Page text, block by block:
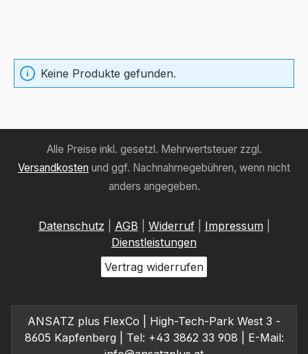
Keine Produkte gefunden.
Alle Preise inkl. gesetzl. Mehrwertsteuer zzgl.
Versandkosten und ggf. Nachnahmegebühren, wenn nicht
anders angegeben.
Datenschutz AGB Widerruf| Impressum
Dienstleistungen
Vertrag widerrufen
ANSATZ plus FlexCo | High-Tech-Park West 3 -
8605 Kapfenberg | Tel: +43 3862 33 908 | E-Mail: